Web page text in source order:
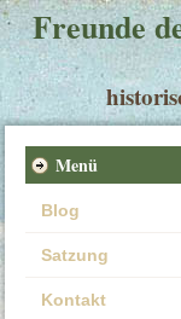
Freunde
Menü
Blog
Satzung
Kontakt